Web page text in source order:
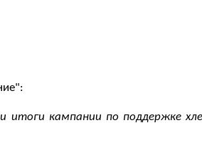
итоги кампании по поддержке